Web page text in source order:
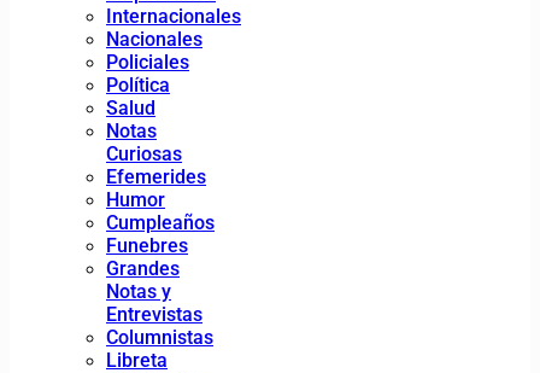
Internacionales
Nacionales
Policiales
Política
Salud
Notas
Curiosas
Efemerides
Humor
Cumpleaños
Funebres
Grandes
Notas y
Entrevistas
Columnistas
Libreta